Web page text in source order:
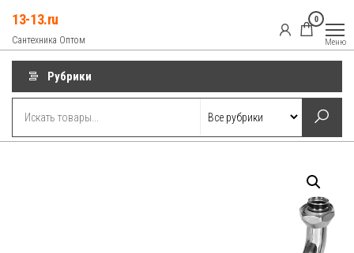
содержимому
13-13.ru
Сантехника Оптом
0
Меню
Рубрики